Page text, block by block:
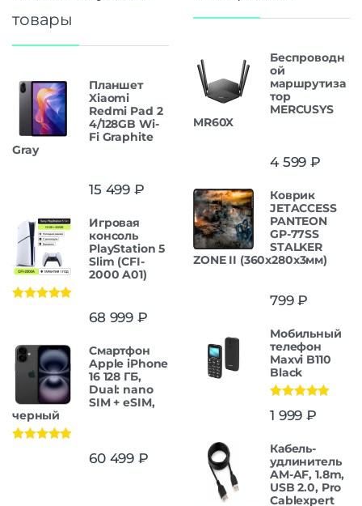
товары
Планшет
Xiaomi
Redmi Pad 2
4/128GB Wi-
Fi Graphite
Gray
15 499 ₽
Игровая
консоль
PlayStation 5
Slim (CFI-
2000 A01)
68 999 ₽
Смартфон
Apple iPhone
16 128 ГБ,
Dual: nano
SIM + eSIM,
черный
60 499 ₽
Беспроводн
ой
маршрутиза
тор
MERCUSYS
MR60X
4 599 ₽
Коврик
JETACCESS
PANTEON
GP-77SS
STALKER
ZONE II (360x280x3мм)
799₽
Мобильный
телефон
Maxvi B110
Black
из 5
1 999 ₽
Кабель-
удлинитель
AM-AF, 1.8m,
USB 2.0, Pro
Cablexpert